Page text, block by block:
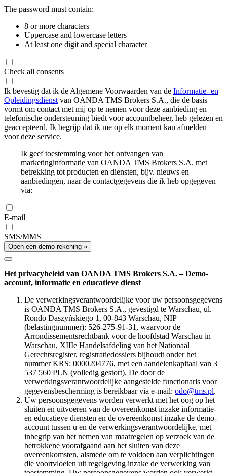
The password must contain:
8 or more characters
Uppercase and lowercase letters
At least one digit and special character
Check all consents
Ik bevestig dat ik de Algemene Voorwaarden van de Informatie- en
Opleidingsdienst van OANDA TMS Brokers S.A., die de basis
vormt om contact met mij op te nemen voor deze aanbieding en
telefonische ondersteuning biedt voor accountbeheer, heb gelezen en
geaccepteerd. Ik begrijp dat ik me op elk moment kan afmelden
voor deze service.
Ik geef toestemming voor het ontvangen van
marketinginformatie van OANDA TMS Brokers S.A. met
betrekking tot producten en diensten, bijv. nieuws en
aanbiedingen, naar de contactgegevens die ik heb opgegeven
via:
E-mail
SMS/MMS
Open een demo-rekening »
Het privacybeleid van OANDA TMS Brokers S.A. – Demo-
account, informatie en educatieve dienst
De verwerkingsverantwoordelijke voor uw persoonsgegevens
is OANDA TMS Brokers S.A., gevestigd te Warschau, ul.
Rondo Daszyńskiego 1, 00-843 Warschau, NIP
(belastingnummer): 526-275-91-31, waarvoor de
Arrondissementsrechtbank voor de hoofdstad Warschau in
Warschau, XIIIe Handelsafdeling van het Nationaal
Gerechtsregister, registratiedossiers bijhoudt onder het
nummer KRS: 0000204776, met een aandelenkapitaal van 3
537 560 PLN (volledig gestort). De door de
verwerkingsverantwoordelijke aangestelde functionaris voor
gegevensbescherming is bereikbaar via e-mail: odo@tms.pl.
Uw persoonsgegevens worden verwerkt met het oog op het
sluiten en uitvoeren van de overeenkomst inzake informatie-
en educatieve diensten en de overeenkomst inzake de demo-
account tussen u en de verwerkingsverantwoordelijke, met
inbegrip van het nemen van maatregelen op verzoek van de
betrokkene voorafgaand aan het sluiten van deze
overeenkomsten, alsmede om te voldoen aan verplichtingen
die voortvloeien uit regelgeving inzake de verwerking van